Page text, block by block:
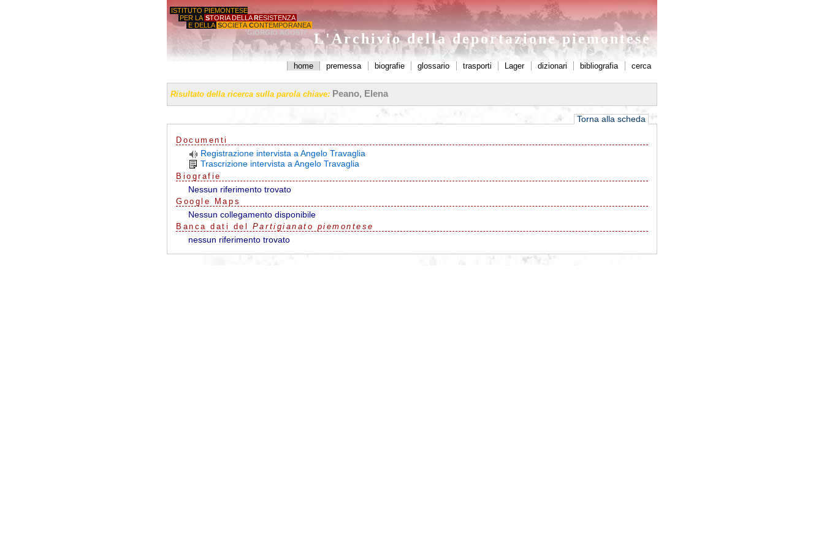
ISTITUTO PIEMONTESE
PER LA STORIA DELLA RESISTENZA
E DELLA SOCIETÀ CONTEMPORANEA
'GIORGIO AGOSTI'
L'Archivio della deportazione piemontese
home premessa biografie glossario trasporti Lager dizionari bibliografia cerca
Risultato della ricerca sulla parola chiave: Peano, Elena
Torna alla scheda
Documenti
Registrazione intervista a Angelo Travaglia
Trascrizione intervista a Angelo Travaglia
Biografie
Nessun riferimento trovato
G oo g e Maps
Nessun collegamento disponibile
Banca dati del Partigianato piemontese
nessun riferimento trovato